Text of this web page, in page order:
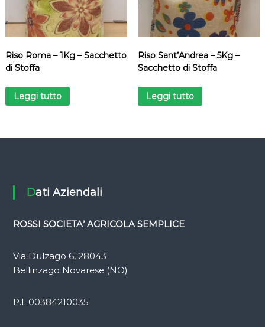
Riso Roma – 1Kg – Sacchetto
di Stoffa
Leggi tutto
Riso Sant’Andrea – 5Kg –
Sacchetto di Stoffa
Leggi tutto
Dati Aziendali
ROSSI SOCIETA’ AGRICOLA SEMPLICE
Via Dulzago 6, 28043
Bellinzago Novarese (NO)
P.I. 00384210035